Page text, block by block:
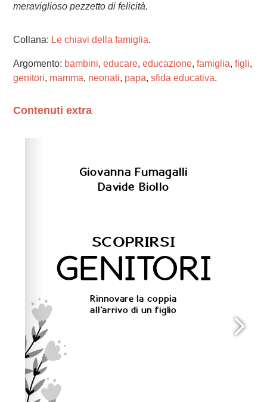
meraviglioso pezzetto di felicità.
Collana: Le chiavi della famiglia.
Argomento: bambini, educare, educazione, famiglia, figli,
genitori, mamma, neonati, papa, sfida educativa.
Contenuti extra